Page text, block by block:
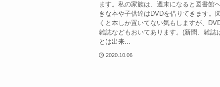
ます。私の家族は、週末になると図書館
きな本や子供達はDVDを借りてきます。
くと本しか置いてない気もしますが、
雑誌などもおいてあります。(新聞、雑誌
とは出来...
2020.10.06